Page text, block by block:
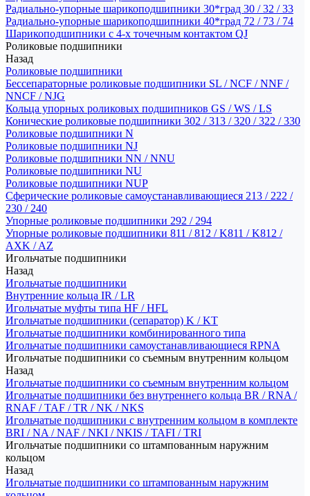
Радиально-упорные шарикоподшипники 30*град 30 / 32 / 33
Радиально-упорные шарикоподшипники 40*град 72 / 73 / 74
Шарикоподшипники с 4-х точечным контактом QJ
Роликовые подшипники
Назад
Роликовые подшипники
Бессепараторные роликовые подшипники SL / NCF / NNF /
NNCF / NJG
Кольца упорных роликовых подшипников GS / WS / LS
Конические роликовые подшипники 302 / 313 / 320 / 322 / 330
Роликовые подшипники N
Роликовые подшипники NJ
Роликовые подшипники NN / NNU
Роликовые подшипники NU
Роликовые подшипники NUP
Сферические роликовые самоустанавливающиеся 213 / 222 /
230 / 240
Упорные роликовые подшипники 292 / 294
Упорные роликовые подшипники 811 / 812 / K811 / K812 /
AXK / AZ
Игольчатые подшипники
Назад
Игольчатые подшипники
Внутренние кольца IR / LR
Игольчатые муфты типа HF / HFL
Игольчатые подшипники (сепаратор) K / KT
Игольчатые подшипники комбинированного типа
Игольчатые подшипники самоустанавливающиеся RPNA
Игольчатые подшипники со съемным внутренним кольцом
Назад
Игольчатые подшипники со съемным внутренним кольцом
Игольчатые подшипники без внутреннего кольца BR / RNA /
RNAF / TAF / TR / NK / NKS
Игольчатые подшипники с внутренним кольцом в комплекте
BRI / NA / NAF / NKI / NKIS / TAFI / TRI
Игольчатые подшипники со штампованным наружним
кольцом
Назад
Игольчатые подшипники со штампованным наружним